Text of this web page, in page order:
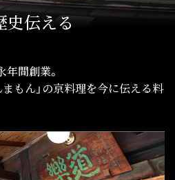
史伝える
間創業。
まもん」の京料理を今に伝える料